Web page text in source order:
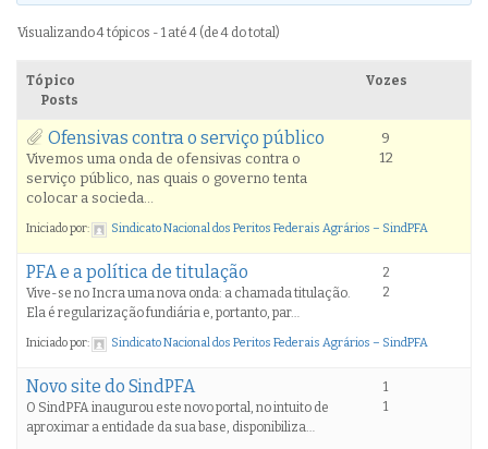
Visualizando 4 tópicos - 1 até 4 (de 4 do total)
Tópico
Vozes
Posts
Ofensivas contra o serviço público
Vivemos uma onda de ofensivas contra o
serviço público, nas quais o governo tenta
colocar a socieda…
Iniciado por: Sindicato Nacional dos Peritos Federais Agrários – SindPFA
9
12
PFA e a política de titulação
Vive-se no Incra uma nova onda: a chamada titulação.
Ela é regularização fundiária e, portanto, par…
Iniciado por: Sindicato Nacional dos Peritos Federais Agrários – SindPFA
2
2
Novo site do SindPFA
O SindPFA inaugurou este novo portal, no intuito de
aproximar a entidade da sua base, disponibiliza…
1
1